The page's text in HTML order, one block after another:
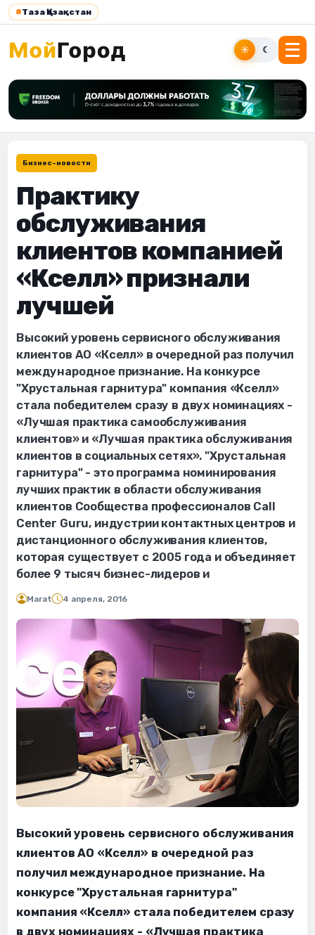
#Таза Қазақстан
☀ ☾
Бизнес-новости
Практику
обслуживания
клиентов компанией
«Кселл» признали
лучшей
Высокий уровень сервисного обслуживания
клиентов АО «Кселл» в очередной раз получил
международное признание. На конкурсе
"Хрустальная гарнитура" компания «Кселл»
стала победителем сразу в двух номинациях -
«Лучшая практика самообслуживания
клиентов» и «Лучшая практика обслуживания
клиентов в социальных сетях». "Хрустальная
гарнитура" - это программа номинирования
лучших практик в области обслуживания
клиентов Сообщества профессионалов Call
Center Guru, индустрии контактных центров и
дистанционного обслуживания клиентов,
которая существует с 2005 года и объединяет
более 9 тысяч бизнес-лидеров и
Marat 4 апреля, 2016
Высокий уровень сервисного обслуживания
клиентов АО «Кселл» в очередной раз
получил международное признание. На
конкурсе "Хрустальная гарнитура"
компания «Кселл» стала победителем сразу
в двух номинациях - «Лучшая практика